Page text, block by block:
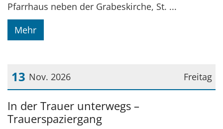
Pfarrhaus neben der Grabeskirche, St. ...
Mehr
Freitag
13 Nov. 2026
Datum: 13. November 2026
In der Trauer unterwegs –
Trauerspaziergang